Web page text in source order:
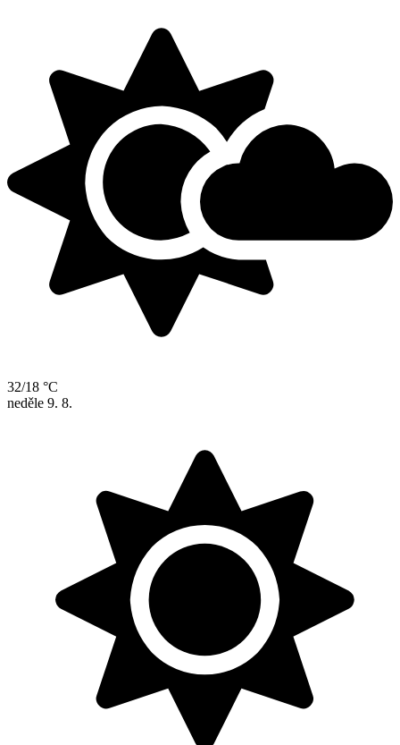
32/18 °C
neděle 9. 8.